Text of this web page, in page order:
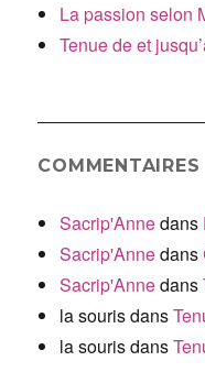
La passion selon
Tenue de et
COMMENTAIRES
Sacrip'Annedans
Sacrip'Annedans
Sacrip'Annedans
la sourisdans
la sourisdans